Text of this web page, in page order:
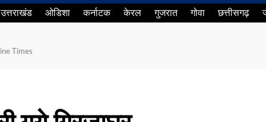
उत्तराखंड ओडिशा कर्नाटक केरल गुजरात गोवा छत्तीसगढ़
Times